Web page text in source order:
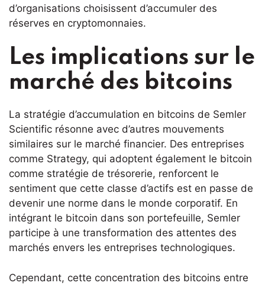
d’organisations choisissent d’accumuler des
réserves en cryptomonnaies.
Les implications sur le
marché des bitcoins
La stratégie d’accumulation en bitcoins de Semler
Scientific résonne avec d’autres mouvements
similaires sur le marché financier. Des entreprises
comme Strategy, qui adoptent également le bitcoin
comme stratégie de trésorerie, renforcent le
sentiment que cette classe d’actifs est en passe de
devenir une norme dans le monde corporatif. En
intégrant le bitcoin dans son portefeuille, Semler
participe à une transformation des attentes des
marchés envers les entreprises technologiques.
Cependant, cette concentration des bitcoins entre